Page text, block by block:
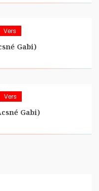
Vers
Gabi)
Vers
Gabi)